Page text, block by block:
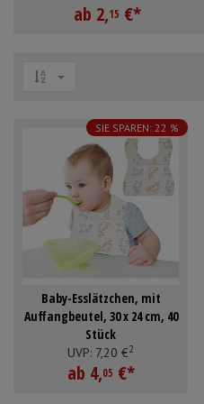
Registrieren
ab 2,15 €*
Baby-Esslätzchen, mit
Auffangbeutel, 30 x 24 cm, 40
Stück
UVP: 7,20 €2
ab 4,05 €*
SIE SPAREN: 22 %